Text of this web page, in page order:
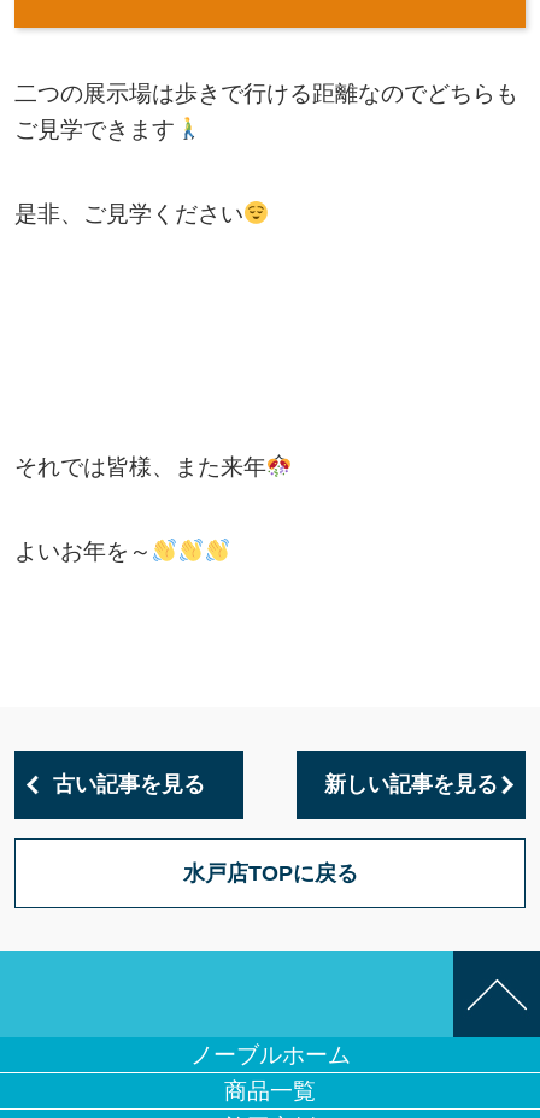
二つの展示場は歩きで行ける距離なのでどちらも
ご見学できます
是非、ご見学ください
それでは皆様、また来年
よいお年を～
古い記事を見る 新しい記事を見る
水戸店TOPに戻る
ノーブルホーム
商品一覧